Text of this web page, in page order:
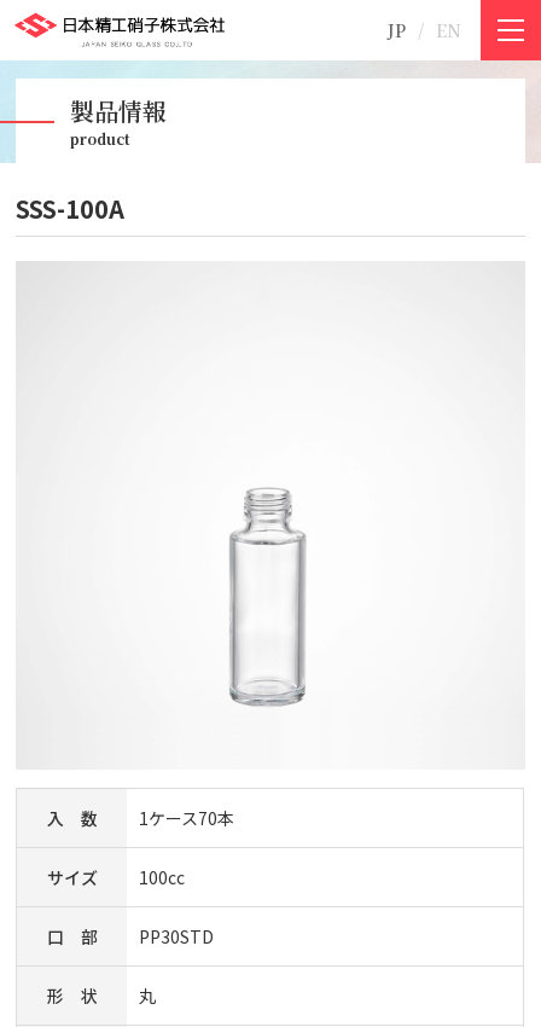
JP EN
製品情報
product
SSS-100A
入 数 1ケース70本
サイズ 100cc
口 部 PP30STD
形 状 丸
©2011-2021 日本精工硝子株式会社